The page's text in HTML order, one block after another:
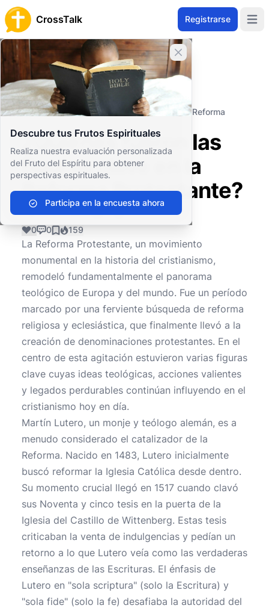
CrossTalk Registrarse
Cerrar banner
Descubre tus Frutos Espirituales
Realiza nuestra evaluación personalizada
del Fruto del Espíritu para obtener
perspectivas espirituales.
Participa en la encuesta ahora
Inicio
Archivo de Preguntas
Estudios Bíblicos
Historia de la Recepción de la Biblia
¿Quiénes fueron las figuras clave en la Reforma
¿Quiénes fueron las
figuras clave en la
Reforma Protestante?
0 0 159
La Reforma Protestante, un movimiento
monumental en la historia del cristianismo,
remodeló fundamentalmente el panorama
teológico de Europa y del mundo. Fue un período
marcado por una ferviente búsqueda de reforma
religiosa y eclesiástica, que finalmente llevó a la
creación de denominaciones protestantes. En el
centro de esta agitación estuvieron varias figuras
clave cuyas ideas teológicas, acciones valientes
y legados perdurables continúan influyendo en el
cristianismo hoy en día.
Martín Lutero, un monje y teólogo alemán, es a
menudo considerado el catalizador de la
Reforma. Nacido en 1483, Lutero inicialmente
buscó reformar la Iglesia Católica desde dentro.
Su momento crucial llegó en 1517 cuando clavó
sus Noventa y cinco tesis en la puerta de la
Iglesia del Castillo de Wittenberg. Estas tesis
criticaban la venta de indulgencias y pedían un
retorno a lo que Lutero veía como las verdaderas
enseñanzas de las Escrituras. El énfasis de
Lutero en "sola scriptura" (solo la Escritura) y
"sola fide" (solo la fe) desafiaba la autoridad del